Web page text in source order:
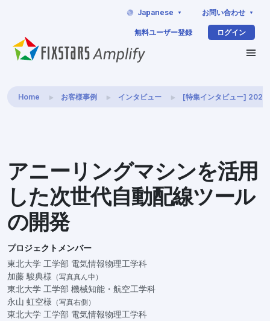
Japanese お問い合わせ
無料ユーザー登録 ログイン
Home お客様事例 インタビュー [特集インタビュー] 2024
アニーリングマシンを活用
した次世代自動配線ツール
の開発
プロジェクトメンバー
東北大学 工学部 電気情報物理工学科
加藤 駿典様 （写真真ん中）
東北大学 工学部 機械知能・航空工学科
永山 虹空様 （写真右側）
東北大学 工学部 電気情報物理工学科